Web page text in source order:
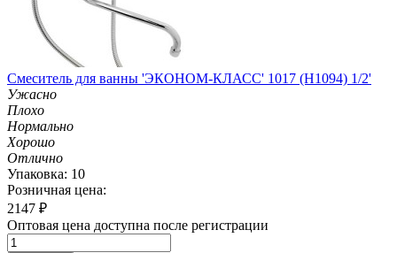
Смеситель для ванны 'ЭКОНОМ-КЛАСС' 1017 (H1094) 1/2'
Ужасно
Плохо
Нормально
Хорошо
Отлично
Упаковка: 10
Розничная цена:
2147 ₽
Оптовая цена доступна после регистрации